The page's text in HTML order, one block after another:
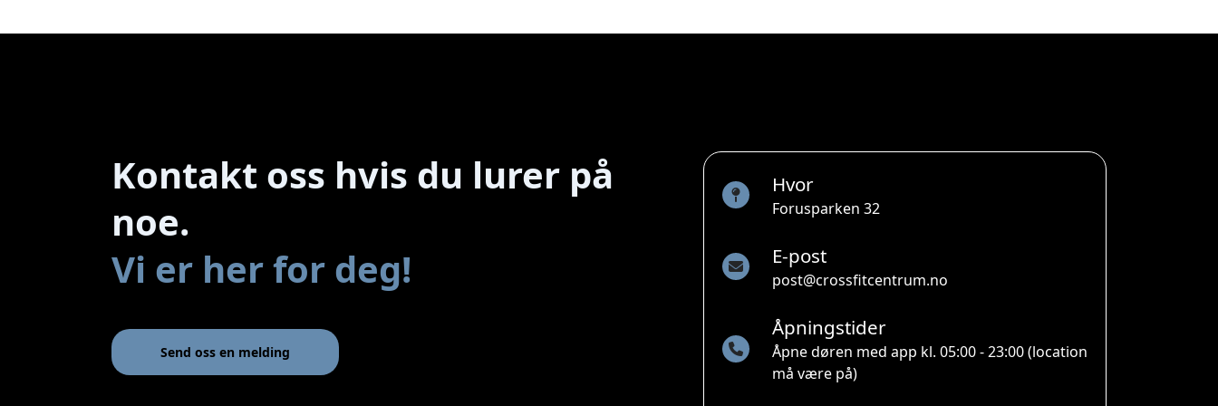
Kontakt oss hvis du lurer på
noe.
Vi er her for deg!
Send oss en melding
Hvor
Forusparken 32
E-post
post@crossfitcentrum.no
Åpningstider
Åpne døren med app kl. 05:00 - 23:00 (location
må være på)